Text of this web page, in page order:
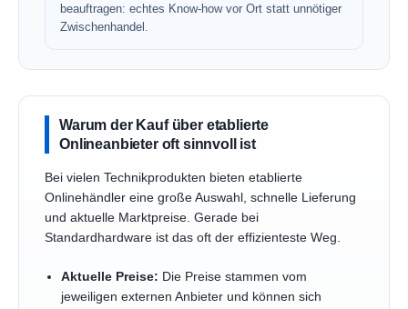
beauftragen: echtes Know-how vor Ort statt unnötiger
Zwischenhandel.
Warum der Kauf über etablierte
Onlineanbieter oft sinnvoll ist
Bei vielen Technikprodukten bieten etablierte
Onlinehändler eine große Auswahl, schnelle Lieferung
und aktuelle Marktpreise. Gerade bei
Standardhardware ist das oft der effizienteste Weg.
Aktuelle Preise: Die Preise stammen vom
jeweiligen externen Anbieter und können sich